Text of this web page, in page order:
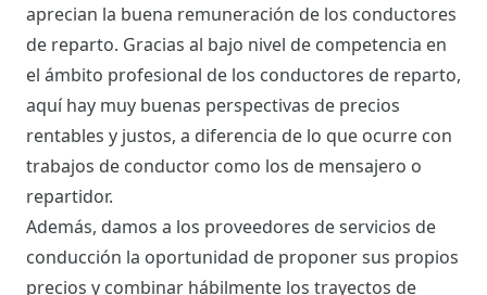
aprecian la buena remuneración de los conductores
de reparto. Gracias al bajo nivel de competencia en
el ámbito profesional de los conductores de reparto,
aquí hay muy buenas perspectivas de precios
rentables y justos, a diferencia de lo que ocurre con
trabajos de conductor como los de mensajero o
repartidor.
Además, damos a los proveedores de servicios de
conducción la oportunidad de proponer sus propios
precios y combinar hábilmente los trayectos de